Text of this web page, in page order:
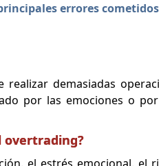
errores
realizar demasiadas
por las emociones o
overtrading?